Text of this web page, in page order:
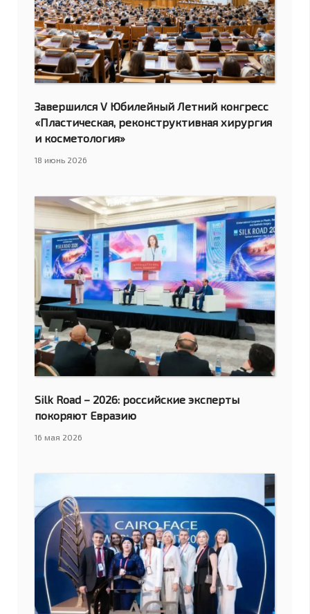
Завершился V Юбилейный Летний конгресс
«Пластическая, реконструктивная хирургия
и косметология»
18 июнь 2026
Silk Road – 2026: российские эксперты
покоряют Евразию
16 мая 2026